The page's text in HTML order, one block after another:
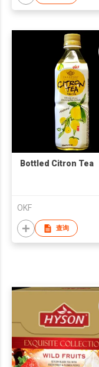
Bottled Citron Tea
OKF
查询